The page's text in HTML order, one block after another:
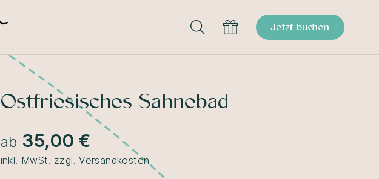
Jetzt buchen
Ostfriesisches Sahnebad
ab 35,00 €
inkl. MwSt. zzgl. Versandkosten